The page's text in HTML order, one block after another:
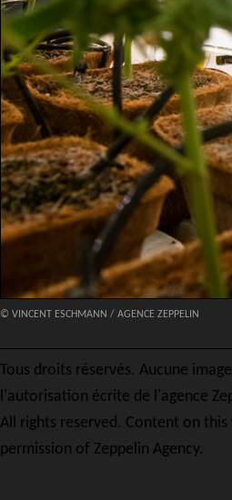
© VINCENT ESCHMANN / AGENCE ZEPPELIN
Tous droits réservés. Aucune
l'autorisation écrite de l'agence
All rights reserved. Content on
permission of Zeppelin Agency.